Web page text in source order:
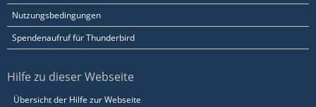
Nutzungsbedingungen
Spendenaufruf für Thunderbird
Hilfe zu dieser Webseite
Übersicht der Hilfe zur Webseite